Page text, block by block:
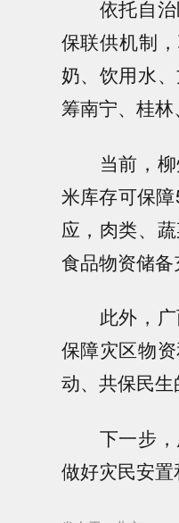
依托自治
保联供机制
奶、饮用水
筹南宁、桂林
当前，柳
米库存可保
应，肉类、
食品物资储备
此外，广
保障灾区物
动、共保民生
下一步，
做好灾民安